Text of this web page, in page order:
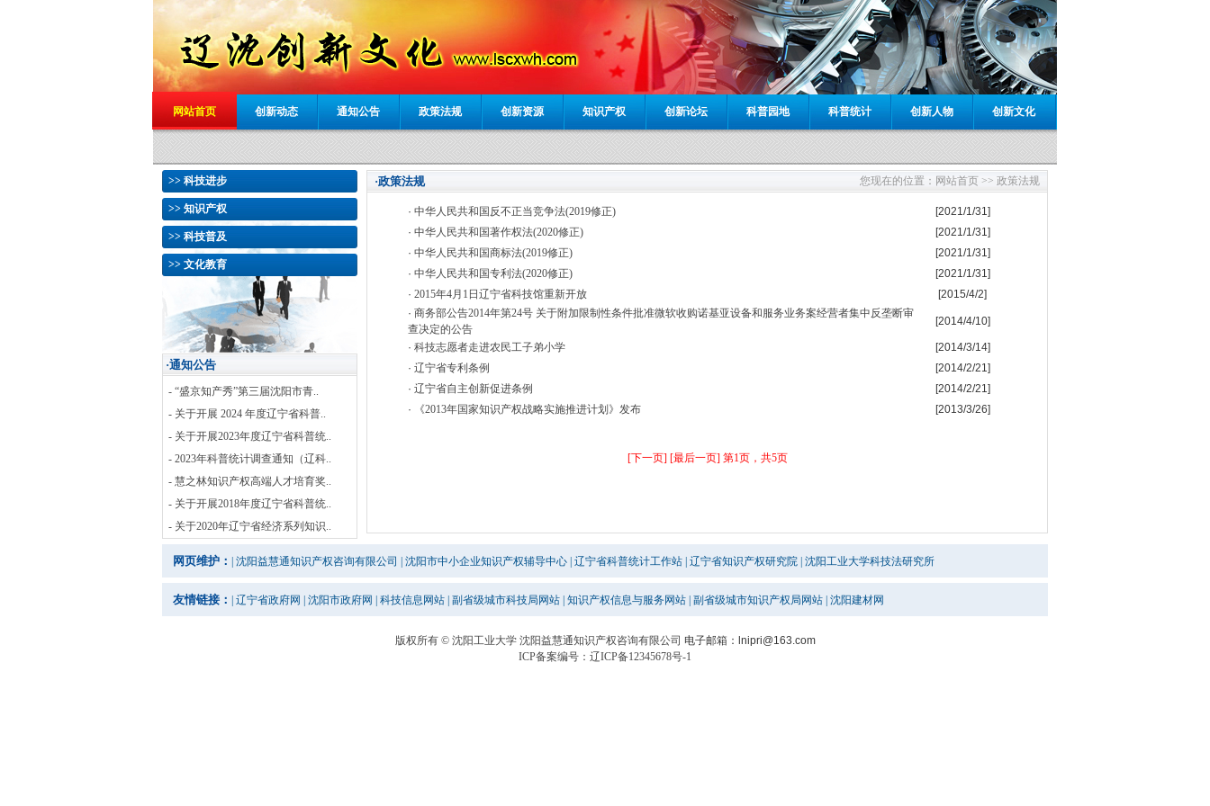
网站首页 创新动态 通知公告 政策法规 创新资源 知识产权 创新论坛 科普园地 科普统计 创新人物 创新文化
>> 科技进步
>> 知识产权
>> 科技普及
>> 文化教育
·通知公告
- “盛京知产秀”第三届沈阳市青..
- 关于开展 2024 年度辽宁省科普..
- 关于开展2023年度辽宁省科普统..
- 2023年科普统计调查通知（辽科..
- 慧之林知识产权高端人才培育奖..
- 关于开展2018年度辽宁省科普统..
- 关于2020年辽宁省经济系列知识..
·政策法规 您现在的位置： 网站首页 >> 政策法规
· 中华人民共和国反不正当竞争法(2019修正)
[2021/1/31]
· 中华人民共和国著作权法(2020修正)
[2021/1/31]
· 中华人民共和国商标法(2019修正)
[2021/1/31]
· 中华人民共和国专利法(2020修正)
[2021/1/31]
· 2015年4月1日辽宁省科技馆重新开放
[2015/4/2]
· 商务部公告2014年第24号 关于附加限制性条件批准微软收购诺基亚设备和服务业务案经营者集中反垄断审
查决定的公告
[2014/4/10]
· 科技志愿者走进农民工子弟小学
[2014/3/14]
· 辽宁省专利条例
[2014/2/21]
· 辽宁省自主创新促进条例
[2014/2/21]
·
《2013年国家知识产权战略实施推进计划》发布 [2013/3/26]
[下一页] [最后一页] 第1页，共5页
网页维护： 沈阳益慧通知识产权咨询有限公司 沈阳市中小企业知识产权辅导中心 辽宁省科普统计工作站 辽宁省知识产权研究院 沈阳工业大学科技法研究所
友情链接： 辽宁省政府网 沈阳市政府网 科技信息网站 副省级城市科技局网站 知识产权信息与服务网站 副省级城市知识产权局网站 沈阳建材网
版权所有 © 沈阳工业大学 沈阳益慧通知识产权咨询有限公司 电子邮箱：lnipri@163.com
ICP备案编号：辽ICP备12345678号-1